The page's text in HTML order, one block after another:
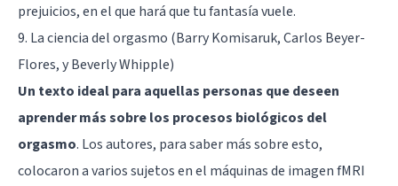
prejuicios, en el que hará que tu fantasía vuele.
9. La ciencia del orgasmo (Barry Komisaruk, Carlos Beyer-
Flores, y Beverly Whipple)
Un texto ideal para aquellas personas que deseen
aprender más sobre los procesos biológicos del
orgasmo. Los autores, para saber más sobre esto,
colocaron a varios sujetos en el máquinas de imagen fMRI